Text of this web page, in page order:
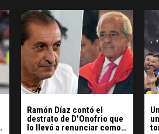
Ramón Díaz contó el
destrato de D'Onofrio que
lo llevó a renunciar como